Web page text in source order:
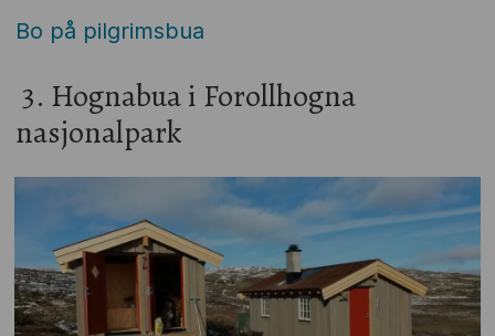
Bo på pilgrimsbua
3. Hognabua i Forollhogna
nasjonalpark